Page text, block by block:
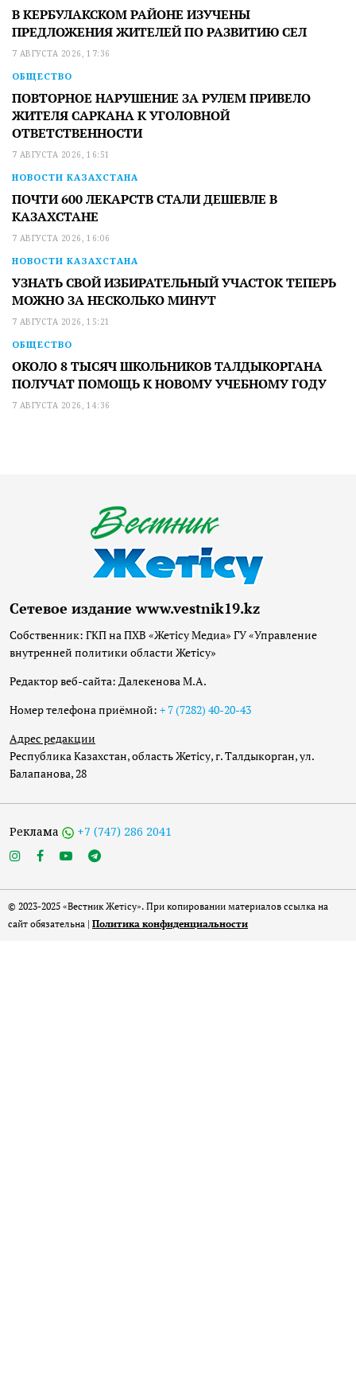
В КЕРБУЛАКСКОМ РАЙОНЕ ИЗУЧЕНЫ
ПРЕДЛОЖЕНИЯ ЖИТЕЛЕЙ ПО РАЗВИТИЮ СЕЛ
7 АВГУСТА 2026, 17:36
ОБЩЕСТВО
ПОВТОРНОЕ НАРУШЕНИЕ ЗА РУЛЕМ ПРИВЕЛО
ЖИТЕЛЯ САРКАНА К УГОЛОВНОЙ
ОТВЕТСТВЕННОСТИ
7 АВГУСТА 2026, 16:51
НОВОСТИ КАЗАХСТАНА
ПОЧТИ 600 ЛЕКАРСТВ СТАЛИ ДЕШЕВЛЕ В
КАЗАХСТАНЕ
7 АВГУСТА 2026, 16:06
НОВОСТИ КАЗАХСТАНА
УЗНАТЬ СВОЙ ИЗБИРАТЕЛЬНЫЙ УЧАСТОК ТЕПЕРЬ
МОЖНО ЗА НЕСКОЛЬКО МИНУТ
7 АВГУСТА 2026, 15:21
ОБЩЕСТВО
ОКОЛО 8 ТЫСЯЧ ШКОЛЬНИКОВ ТАЛДЫКОРГАНА
ПОЛУЧАТ ПОМОЩЬ К НОВОМУ УЧЕБНОМУ ГОДУ
7 АВГУСТА 2026, 14:36
Сетевое издание www.vestnik19.kz
Собственник: ГКП на ПХВ «Жетісу Медиа» ГУ «Управление
внутренней политики области Жетісу»
Редактор веб-сайта: Далекенова М.А.
Номер телефона приёмной: + 7 (7282) 40-20-43
Адрес редакции
Республика Казахстан, область Жетісу, г. Талдыкорган, ул.
Балапанова, 28
Реклама +7 (747) 286 2041
© 2023-2025 «Вестник Жетісу». При копировании материалов ссылка на
сайт обязательна | Политика конфиденциальности